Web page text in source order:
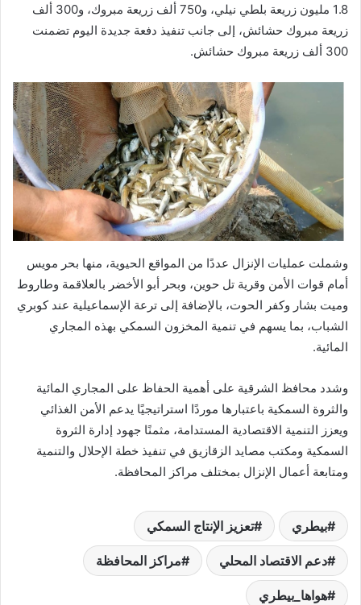
1.8 مليون زريعة بلطي نيلي، و750 ألف زريعة مبروك، و300 ألف
زريعة مبروك حشائش، إلى جانب تنفيذ دفعة جديدة اليوم تضمنت
300 ألف زريعة مبروك حشائش.
وشملت عمليات الإنزال عددًا من المواقع الحيوية، منها بحر مويس
أمام قوات الأمن وقرية تل حوين، وبحر أبو الأخضر بالعلاقمة وطاروط
وميت بشار وكفر الحوت، بالإضافة إلى ترعة الإسماعيلية عند كوبري
الشباب، بما يسهم في تنمية المخزون السمكي بهذه المجاري
المائية.
وشدد محافظ الشرقية على أهمية الحفاظ على المجاري المائية
والثروة السمكية باعتبارها موردًا استراتيجيًا يدعم الأمن الغذائي
ويعزز التنمية الاقتصادية المستدامة، مثمنًا جهود إدارة الثروة
السمكية ومكتب مصايد الزقازيق في تنفيذ خطة الإحلال والتنمية
ومتابعة أعمال الإنزال بمختلف مراكز المحافظة.
بيطري تعزيز الإنتاج السمكي
دعم الاقتصاد المحلي مراكز المحافظة
هواها_بيطري